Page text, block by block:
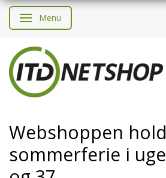
Skifte navigation
Menu
Webshoppen
sommerferie i